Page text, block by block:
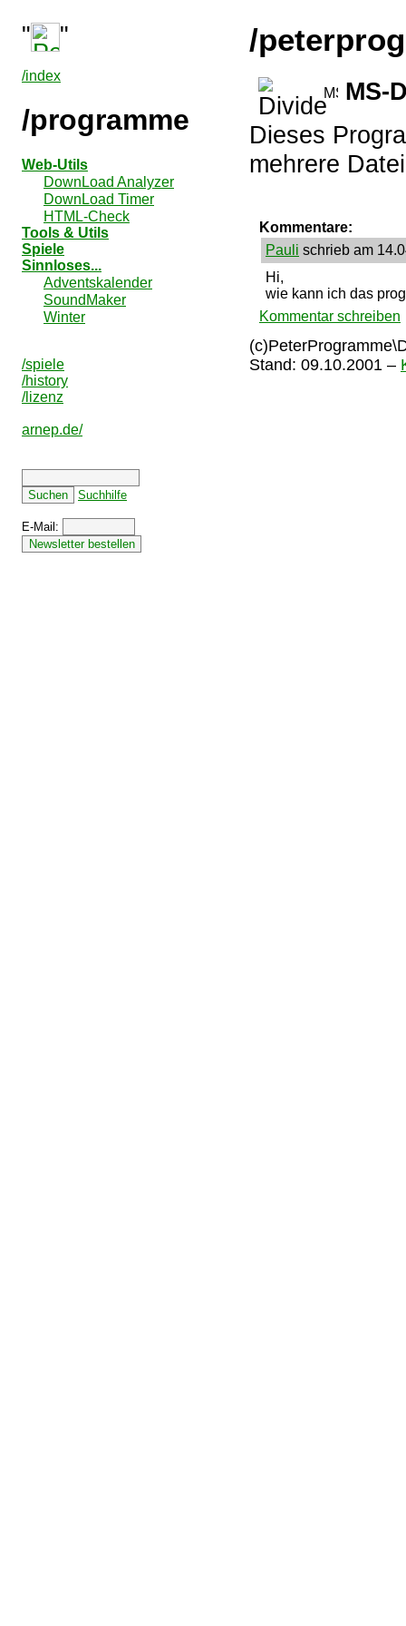
" "
/index
/programme
Web-Utils
DownLoad Analyzer
DownLoad Timer
HTML-Check
Tools & Utils
Spiele
Sinnloses...
Adventskalender
SoundMaker
Winter
/spiele
/history
/lizenz
arnep.de/
Suchhilfe
E-Mail:
/
MS-
Dieses
mehrere
Kommentare:
Pauli schrieb am
Hi,
wie kann ich das
Kommentar schreiben
Stand: 09.10.2001 –